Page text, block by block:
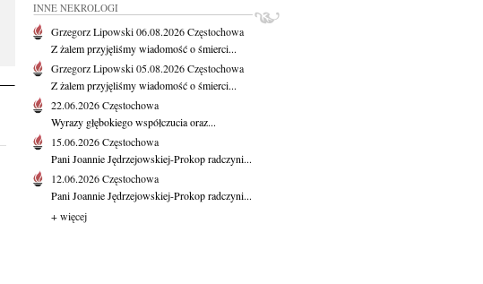
INNE NEKROLOGI
Grzegorz Lipowski06.08.2026Częstochowa
Z żalem przyjęliśmy wiadomość o śmierci...
Grzegorz Lipowski05.08.2026Częstochowa
Z żalem przyjęliśmy wiadomość o śmierci...
22.06.2026Częstochowa
Wyrazy głębokiego współczucia oraz...
15.06.2026Częstochowa
Pani Joannie Jędrzejowskiej-Prokop radczyni...
12.06.2026Częstochowa
Pani Joannie Jędrzejowskiej-Prokop radczyni...
+ więcej